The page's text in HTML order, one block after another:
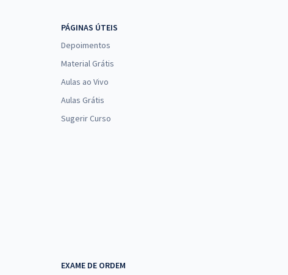
PÁGINAS ÚTEIS
Depoimentos
Material Grátis
Aulas ao Vivo
Aulas Grátis
Sugerir Curso
EXAME DE ORDEM